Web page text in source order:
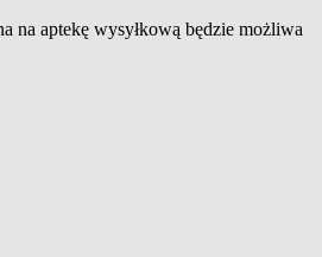
na aptekę wysyłkową będzie możliwa